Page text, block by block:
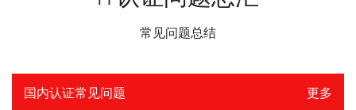
常见问题总结
国内认证常见问题 更多